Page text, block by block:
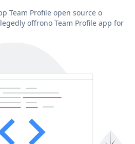
Team Profile open source o
offrono Team Profile app for